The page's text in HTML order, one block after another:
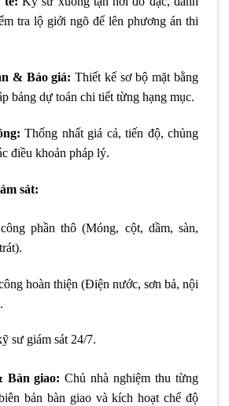
tra lộ giới ngõ để lên phương án thi
& Báo giá: Thiết kế sơ bộ mặt bằng
bảng dự toán chi tiết từng hạng mục.
Thống nhất giá cả, tiến độ, chủng
điều khoản pháp lý.
sát:
phần thô (Móng, cột, dầm, sàn,
hoàn thiện (Điện nước, sơn bả, nội
sư giám sát 24/7.
Bàn giao: Chủ nhà nghiệm thu từng
bản bàn giao và kích hoạt chế độ